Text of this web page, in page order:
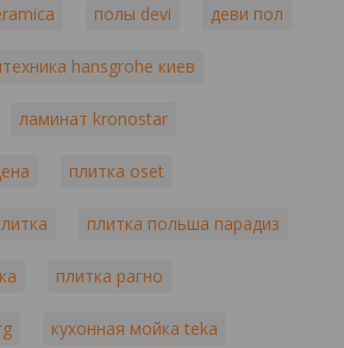
полы devi деви пол
hansgrohe киев
ламинат kronostar
плитка oset
плитка польша парадиз
плитка рагно
кухонная мойка teka